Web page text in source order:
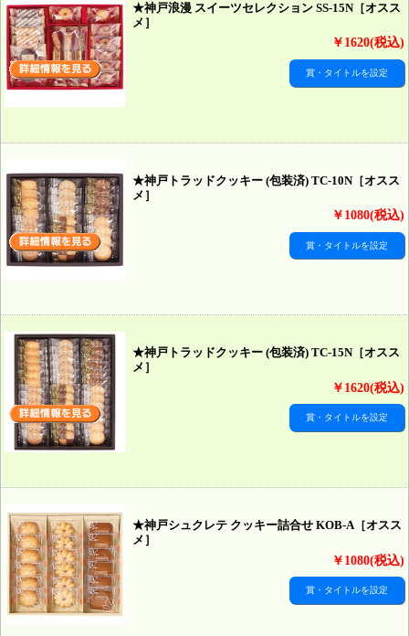
★神戸浪漫 スイーツセレクション SS-15N［オスス
メ］
￥1620(税込)
賞・タイトルを設定
★神戸トラッドクッキー (包装済) TC-10N［オスス
メ］
￥1080(税込)
賞・タイトルを設定
★神戸トラッドクッキー (包装済) TC-15N［オスス
メ］
￥1620(税込)
賞・タイトルを設定
★神戸シュクレテ クッキー詰合せ KOB-A［オスス
メ］
￥1080(税込)
賞・タイトルを設定